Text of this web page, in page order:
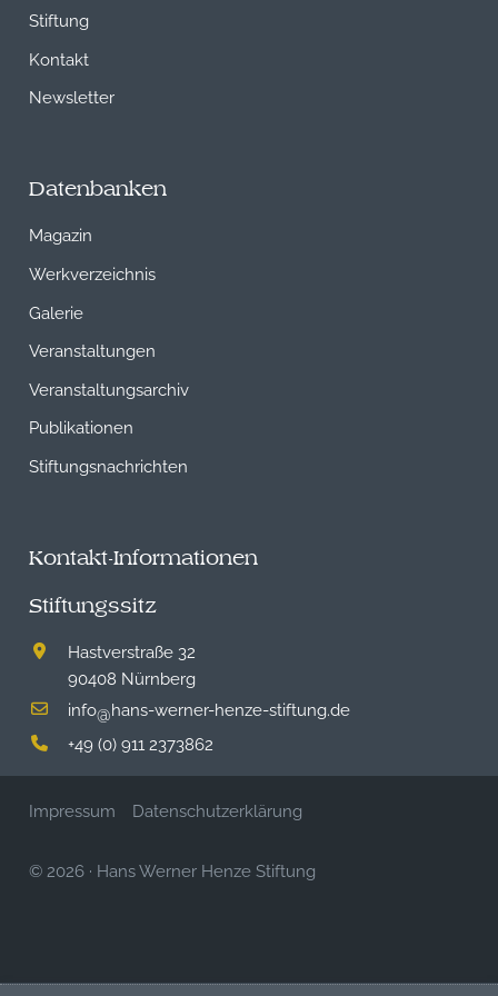
Stiftung
Kontakt
Newsletter
Datenbanken
Magazin
Werkverzeichnis
Galerie
Veranstaltungen
Veranstaltungsarchiv
Publikationen
Stiftungsnachrichten
Kontakt-Informationen
Stiftungssitz
Hastverstraße 32
90408 Nürnberg
info@hans-werner-henze-stiftung.de
+49 (0) 911 2373862
Impressum Datenschutzerklärung
© 2026 · Hans Werner Henze Stiftung